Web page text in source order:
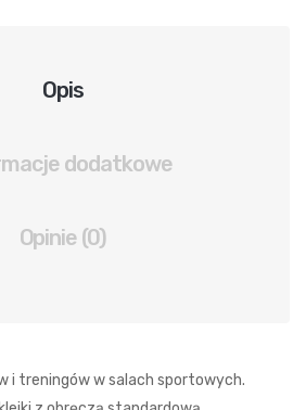
Opis
dodatkowe
Opinie (0)
i treningów w salach sportowych.